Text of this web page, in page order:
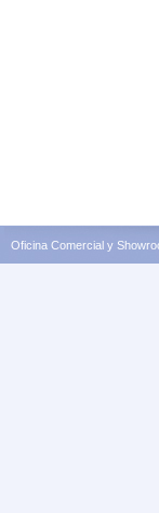
Oficina Comercial y